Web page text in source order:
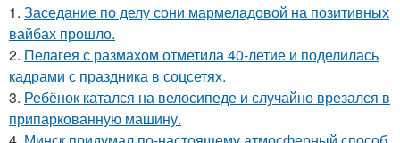
1. Заседание по делу сони мармеладовой на позитивных
вайбах прошло.
2. Пелагея с размахом отметила 40-летие и поделилась
кадрами с праздника в соцсетях.
3. Ребёнок катался на велосипеде и случайно врезался в
припаркованную машину.